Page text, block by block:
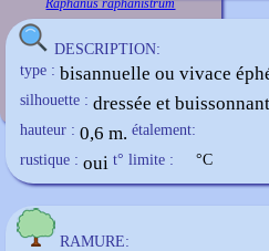
Raphanus raphanistrum
DESCRIPTION:
type : bisannuelle ou vivace
silhouette : dressée et
hauteur : 0,6 m. étalement:
rustique : oui t° limite : °C
RAMURE: